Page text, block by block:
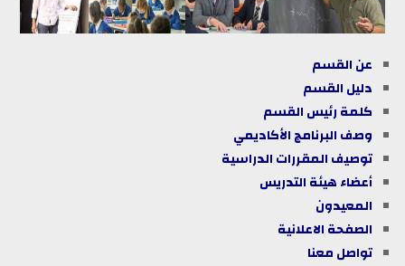
عن القسم
دليل القسم
كلمة رئيس القسم
وصف البرنامج الأكاديمي
توصيف المقررات الدراسية
أعضاء هيئة التدريس
المعيدون
الصفحة الاعلانية
تواصل معنا